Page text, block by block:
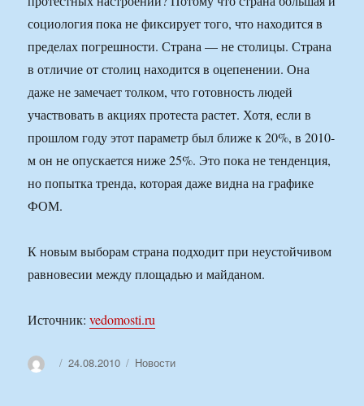
социология пока не фиксирует того, что находится в
пределах погрешности. Страна — не столицы. Страна
в отличие от столиц находится в оцепенении. Она
даже не замечает толком, что готовность людей
участвовать в акциях протеста растет. Хотя, если в
прошлом году этот параметр был ближе к 20%, в 2010-
м он не опускается ниже 25%. Это пока не тенденция,
но попытка тренда, которая даже видна на графике
ФОМ.
К новым выборам страна подходит при неустойчивом
равновесии между площадью и майданом.
Источник:vedomosti.ru
АвторОпубликовано
24.08.2010 Рубрики
Новости